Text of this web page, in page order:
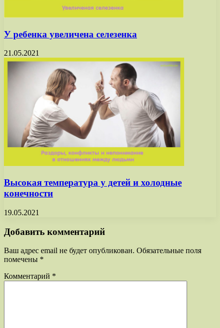
У ребенка увеличена селезенка
21.05.2021
Высокая температура у детей и холодные
конечности
19.05.2021
Добавить комментарий
Ваш адрес email не будет опубликован. Обязательные поля
помечены *
Комментарий *